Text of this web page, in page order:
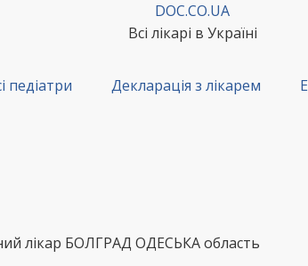
DOC.CO.UA
Всі лікарі в Україні
педіатри Декларація з лікарем
лікар БОЛГРАД ОДЕСЬКА область